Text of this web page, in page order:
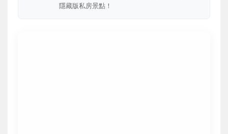
隱藏版私房景點！